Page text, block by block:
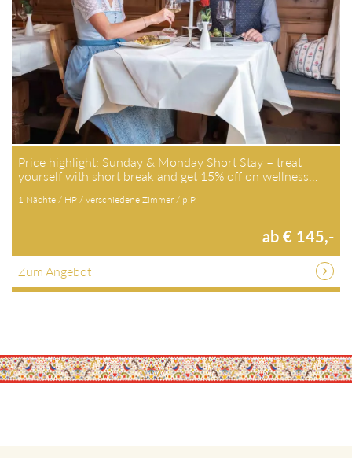
Price highlight: Sunday & Monday Short Stay – treat
yourself with short break and get 15% off on wellness…
1 Nächte / HP / verschiedene Zimmer / p.P.
ab € 145,-
Zum Angebot